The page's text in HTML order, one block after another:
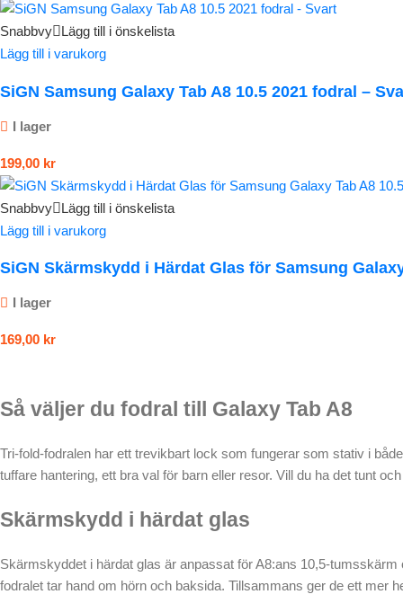
Snabbvy
Lägg till i önskelista
Lägg till i varukorg
SiGN Samsung Galaxy Tab A8 10.5 2021 fodral –
I lager
199,00 kr
Snabbvy
Lägg till i önskelista
Lägg till i varukorg
SiGN Skärmskydd i Härdat Glas för Samsung
I lager
169,00 kr
Så väljer du fodral till Galaxy Tab A8
Tri-fold-fodralen har ett trevikbart lock som fungerar som stativ i
tuffare hantering, ett bra val för barn eller resor. Vill du ha det tunt
Skärmskydd i härdat glas
Skärmskyddet i härdat glas är anpassat för A8:ans 10,5-
fodralet tar hand om hörn och baksida. Tillsammans ger de ett mer